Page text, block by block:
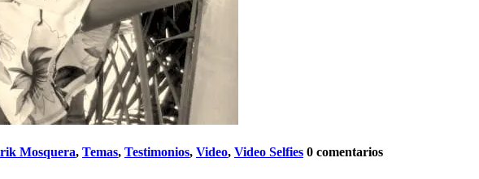
Mosquera, Temas, Testimonios, Video, Video Selfies 0 comentarios